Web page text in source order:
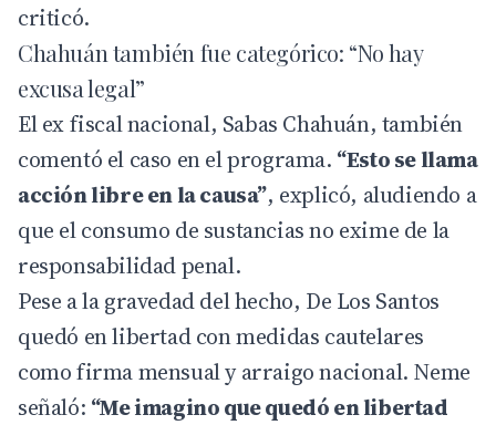
criticó.
Chahuán también fue categórico: “No hay
excusa legal”
El ex fiscal nacional, Sabas Chahuán, también
comentó el caso en el programa. “Esto se llama
acción libre en la causa”, explicó, aludiendo a
que el consumo de sustancias no exime de la
responsabilidad penal.
Pese a la gravedad del hecho, De Los Santos
quedó en libertad con medidas cautelares
como firma mensual y arraigo nacional. Neme
señaló: “Me imagino que quedó en libertad